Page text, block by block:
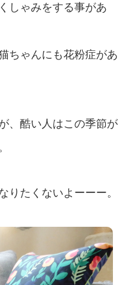
しゃみをする事があ
ちゃんにも花粉症があ
、酷い人はこの季節が
りたくないよーーー。